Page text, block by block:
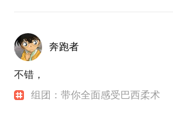
奔跑者
不错，
组团：带你全面感受巴西柔术